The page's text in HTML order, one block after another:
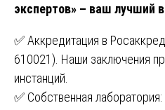
экспертов» – ваш лучший
✅ Аккредитация в
610021). Наши заключения
инстанций.
✅ Собственная